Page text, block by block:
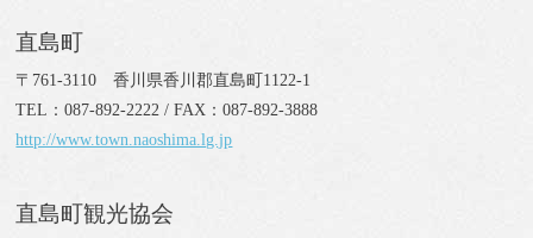
直島町
〒761-3110 香川県香川郡直島町1122-1
TEL：087-892-2222 / FAX：087-892-3888
http://www.town.naoshima.lg.jp
直島町観光協会